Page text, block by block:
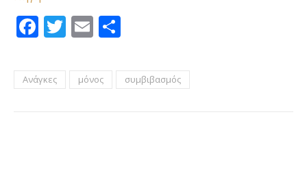
Facebook
Twitter
Email
Ανάγκες μόνος συμβιβασμός